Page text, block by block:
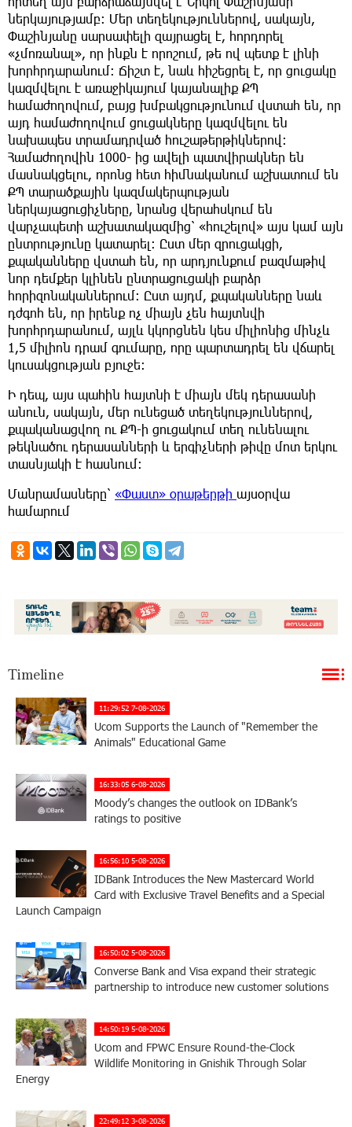
ներկայությամբ։ Մեր տեղեկություններով, սակայն,
Փաշինյանը սարսափելի զայրացել է, հորդորել
«չմոռանալ», որ ինքն է որոշում, թե ով պետք է լինի
խորհրդարանում։ Ճիշտ է, նաև հիշեցրել է, որ ցուցակը
կազմվելու է առաջիկայում կայանալիք ՔՊ
համաժողովում, բայց խմբակցությունում վստահ են, որ
այդ համաժողովում ցուցակները կազմվելու են
նախապես տրամադրված հուշաթերթիկներով:
Համաժողովին 1000- ից ավելի պատվիրակներ են
մասնակցելու, որոնց հետ հիմնականում աշխատում են
ՔՊ տարածքային կազմակերպության
ներկայացուցիչները, նրանց վերահսկում են
վարչապետի աշխատակազմից՝ «հուշելով» այս կամ այն
ընտրությունը կատարել: Ըստ մեր զրուցակցի,
քպականները վստահ են, որ արդյունքում բազմաթիվ
նոր դեմքեր կլինեն ընտրացուցակի բարձր
հորիզոնականներում։ Ըստ այդմ, քպականները նաև
դժգոհ են, որ իրենք ոչ միայն չեն հայտնվի
խորհրդարանում, այլև կկորցնեն կես միլիոնից մինչև
1,5 միլիոն դրամ գումարը, որը պարտադրել են վճարել
կուսակցության բյուջե։
Ի դեպ, այս պահին հայտնի է միայն մեկ դերասանի
անուն, սակայն, մեր ունեցած տեղեկություններով,
քպականացվող ու ՔՊ-ի ցուցակում տեղ ունենալու
թեկնածու դերասանների և երգիչների թիվը մոտ երկու
տասնյակի է հասնում։
Մանրամասները՝ «Փաստ» օրաթերթի այսօրվա
համարում
Timeline
11:29:52 7-08-2026
Ucom Supports the Launch of "Remember the
Animals" Educational Game
16:33:05 6-08-2026
Moody’s changes the outlook on IDBank’s
ratings to positive
16:56:10 5-08-2026
IDBank Introduces the New Mastercard World
Card with Exclusive Travel Benefits and a Special
Launch Campaign
16:50:02 5-08-2026
Converse Bank and Visa expand their strategic
partnership to introduce new customer solutions
14:50:19 5-08-2026
Ucom and FPWC Ensure Round-the-Clock
Wildlife Monitoring in Gnishik Through Solar
Energy
22:49:12 3-08-2026